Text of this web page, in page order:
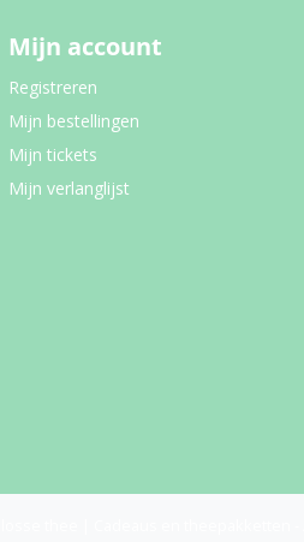
Mijn account
Registreren
Mijn bestellingen
Mijn tickets
Mijn verlanglijst